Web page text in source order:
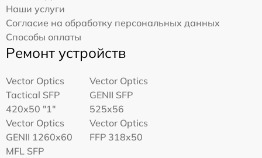
Наши услуги
Согласие на обработку персональных данных
Способы оплаты
Ремонт устройств
Vector Optics
Tactical SFP
420x50 "1"
Vector Optics
GENII SFP
525x56
Vector Optics
GENII 1260x60
MFL SFP
Vector Optics
FFP 318x50